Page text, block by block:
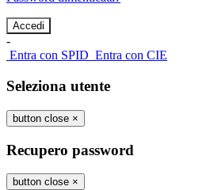
-
Entra con SPID Entra con CIE
Seleziona utente
button close ×
Recupero password
button close ×